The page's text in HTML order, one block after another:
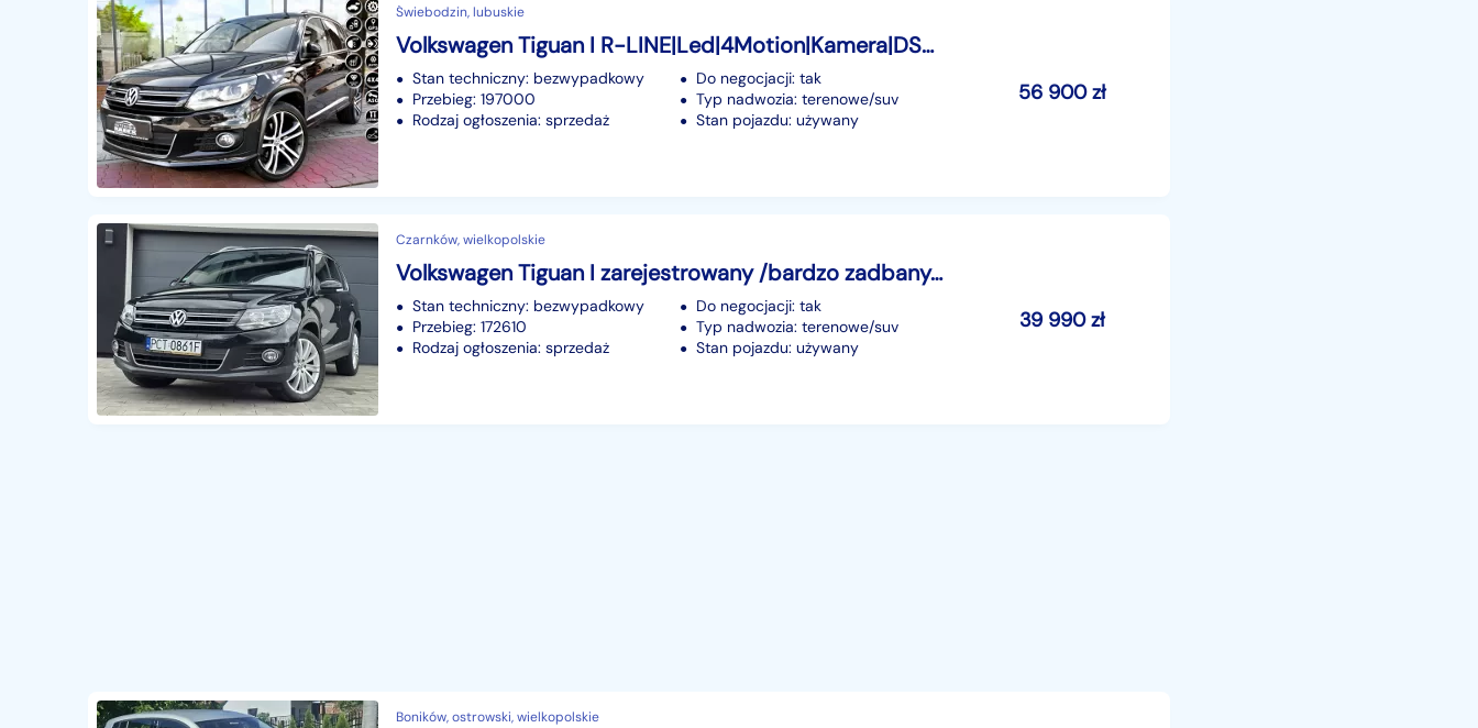
Świebodzin, lubuskie
Volkswagen Tiguan I R-LINE|Led|4Motion|Kamera|DSG|Navi|Panorama|Skóry|As.Park|GWARANCJA
Stan techniczny: bezwypadkowy
Przebieg: 197000
Rodzaj ogłoszenia: sprzedaż
Do negocjacji: tak
Typ nadwozia: terenowe/suv
Stan pojazdu: używany
56 900zł
Czarnków, wielkopolskie
Volkswagen Tiguan I zarejestrowany /bardzo zadbany/ I CUP /pełen serwis ASO do końca
Stan techniczny: bezwypadkowy
Przebieg: 172610
Rodzaj ogłoszenia: sprzedaż
Do negocjacji: tak
Typ nadwozia: terenowe/suv
Stan pojazdu: używany
39 990zł
Boników, ostrowski, wielkopolskie